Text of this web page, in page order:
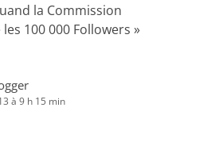
la Commission
100 000 Followers »
à 9 h 15 min